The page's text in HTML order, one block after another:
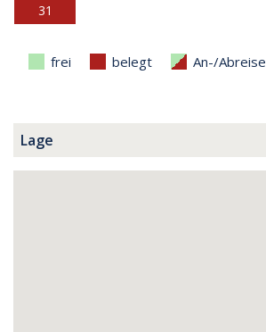
31
frei belegt An-/Abreise
Lage